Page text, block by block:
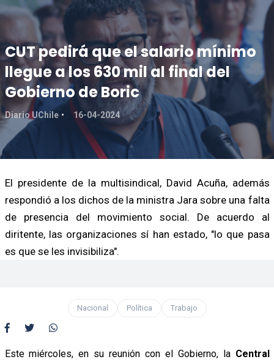
CUT pedirá que el salario mínimo
llegue a los 630 mil al final del
Gobierno de Boric
Diario UChile 16-04-2024
El presidente de la multisindical, David Acuña, además
respondió a los dichos de la ministra Jara sobre una falta
de presencia del movimiento social. De acuerdo al
diritente, las organizaciones sí han estado, "lo que pasa
es que se les invisibiliza".
Nacional Política Trabajo
Este miércoles, en su reunión con el Gobierno, la Central